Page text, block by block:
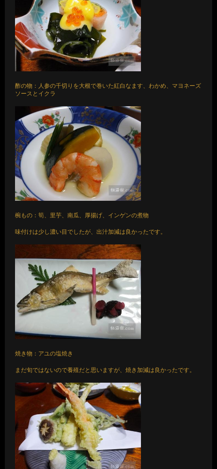
酢の物：人参の千切りを大根で巻いた紅白なます、わかめ、マヨネーズ
ソースとイクラ
椀もの：筍、里芋、南瓜、厚揚げ、インゲンの煮物
味付けは少し濃い目でしたが、出汁加減は良かったです。
焼き物：アユの塩焼き
まだ旬ではないので養殖だと思いますが、焼き加減は良かったです。